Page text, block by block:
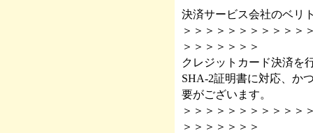
決済サービス会社のベリ
＞＞＞＞＞＞＞＞＞＞＞
＞＞＞＞＞＞＞
クレジットカード決済を
SHA-2証明書に対応、か
要がございます。
＞＞＞＞＞＞＞＞＞＞＞
＞＞＞＞＞＞＞